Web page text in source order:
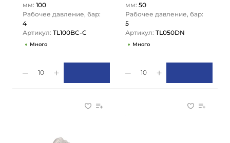
мм: 100
Рабочее давление, бар:
4
Артикул: TL100BC-C
Много
10
мм: 50
Рабочее давление, бар:
5
Артикул: TL050DN
Много
10